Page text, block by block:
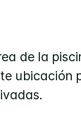
de la
ubicación